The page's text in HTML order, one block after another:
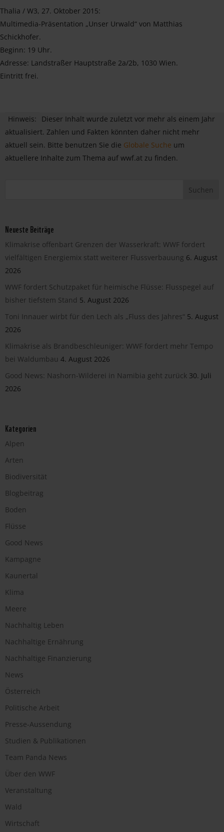
Thalia / W3, 27. Oktober 2015:
Multimedia-Präsentation „Unser Urwald“ von Matthias
Schickhofer.
Beginn: 19 Uhr.
Adresse: Landstraßer Hauptstraße 2a/2b, 1030 Wien.
Eintritt frei.
Hinweis:
Dieser Inhalt wurde zuletzt vor mehr als einem Jahr
aktualisiert. Zahlen und Fakten könnten daher nicht mehr
aktuell sein. Bitte benutzen Sie die Globale Suche um
aktuellere Inhalte zum Thema auf wwf.at zu finden.
Neueste Beiträge
Klimakrise offenbart Grenzen der Wasserkraft: WWF fordert
vielfältigen Energiemix statt weiterer Flussverbauung 6. August
2026
WWF fordert Schutzpaket für heimische Flüsse: Flusspegel auf
bisher tiefstem Stand 5. August 2026
Toni Innauer wirbt für den Lech als „Fluss des Jahres“ 5. August
2026
Klimakrise als Brandbeschleuniger: WWF fordert mehr Tempo
bei Waldumbau 4. August 2026
Good News: Nashorn-Wilderei in Namibia geht zurück 30. Juli
2026
Kategorien
Alpen
Arten
Biodiversität
Blogbeitrag
Boden
Flüsse
Good News
Kampagne
Kaunertal
Klima
Meere
Nachhaltig Leben
Nachhaltige Ernährung
Nachhaltige Finanzierung
News
Österreich
Politische Arbeit
Presse-Aussendung
Studien & Publikationen
Team Panda News
Über den WWF
Veranstaltung
Wald
Wirtschaft